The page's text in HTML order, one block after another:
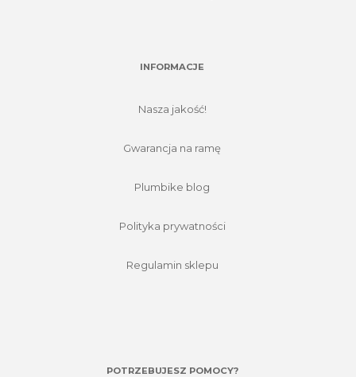
INFORMACJE
Nasza jakość!
Gwarancja na ramę
Plumbike blog
Polityka prywatności
Regulamin sklepu
POTRZEBUJESZ POMOCY?